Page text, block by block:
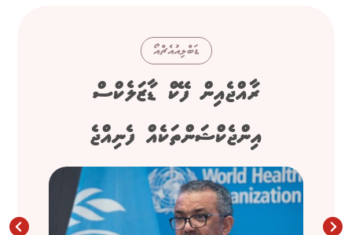
ޑަބްލިއުއެޗްއޯ
ރާއްޖެއިން ފޭކް ޑާޒަލެކްސް
އިންޖެކްޝަންތަކެއް ފެނިއްޖެ